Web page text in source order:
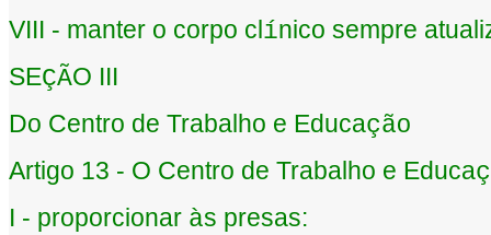
VIII - manter o corpo cl ínico sempre
SEÇÃO III
Do Centro de Trabalho e Educação
Artigo 13 - O Centro de Trabalho e Educa
I - proporcionar às presas: